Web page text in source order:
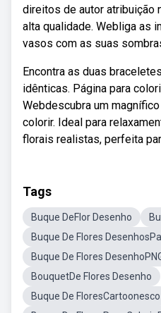
direitos de autor atribuição
alta qualidade. Webliga as
vasos com as suas
Encontra as duas
idênticas. Página para
Webdescubra um
colorir. Ideal para
florais realistas, perfeita
Tags
Buque DeFlor Desenho
Buque De Flores
Buque De Flores
BouquetDe Flores Desenho
Buque De FloresCartoonesco